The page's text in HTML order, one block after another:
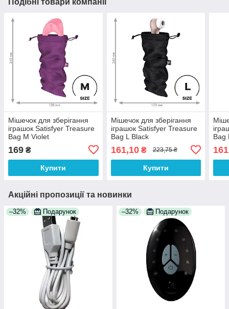
Подібні товари компанії
Мішечок для зберігання
іграшок Satisfyer Treasure
Bag M Violet
169 ₴
Купити
Мішечок для зберігання
іграшок Satisfyer Treasure
Bag L Black
161,10₴ 223,75 ₴
Купити
Bag
Акційні пропозиції та новинки
–32% Подарунок –32% Подарунок